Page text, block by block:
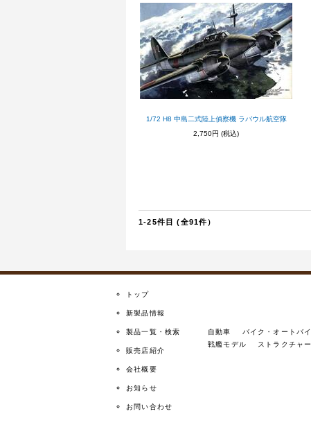
1/72 H8 中島二式陸上偵察機 ラバウル航空隊
2,750円 (税込)
1-25件目 (全91件）
トップ
新製品情報
製品一覧・検索 自動車 バイク・オートバイ
戦艦モデル
ストラクチャー
販売店紹介
会社概要
お知らせ
お問い合わせ